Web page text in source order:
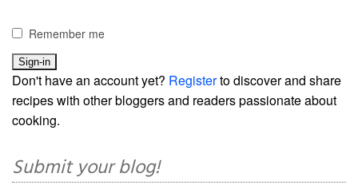
Remember me
Don't have an account yet? Registerto discover and share
recipes with other bloggers and readers passionate about
cooking.
Submit your blog!